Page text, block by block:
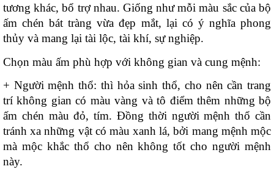
tương khác, bổ trợ nhau. Giống như mỗi màu sắc của bộ
ấm chén bát tràng vừa đẹp mắt, lại có ý nghĩa phong
thủy và mang lại tài lộc, tài khí, sự nghiệp.
Chọn màu ấm phù hợp với không gian và cung mệnh:
+ Người mệnh thổ: thì hỏa sinh thổ, cho nên cần trang
trí không gian có màu vàng và tô điểm thêm những bộ
ấm chén màu đỏ, tím. Đồng thời người mệnh thổ cần
tránh xa những vật có màu xanh lá, bởi mang mệnh mộc
mà mộc khắc thổ cho nên không tốt cho người mệnh
này.